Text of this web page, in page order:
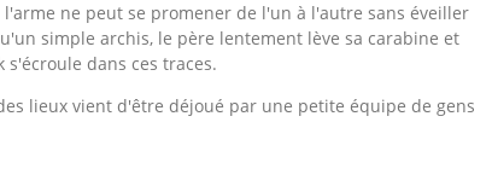
ne peut se promener de l'un à l'autre sans éveiller
simple archis, le père lentement lève sa carabine et
dans ces traces.
lieux vient d'être déjoué par une petite équipe de gens